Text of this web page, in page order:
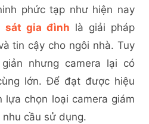
phức tạp như hiện nay
sát gia đình là giải pháp
tin cậy cho ngôi nhà. Tuy
nhưng camera lại có
lớn. Để đạt được hiệu
chọn loại camera giám
cầu sử dụng.